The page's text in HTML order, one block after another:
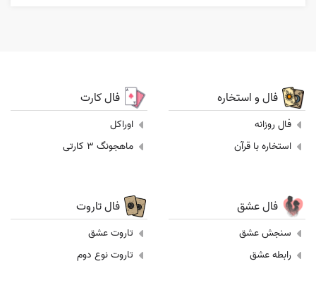
فال و استخاره
فال روزانه
استخاره با قرآن
فال کارت
اوراکل
ماهجونگ 3 کارتی
فال عشق
سنجش عشق
رابطه عشق
فال تاروت
تاروت عشق
تاروت نوع دوم